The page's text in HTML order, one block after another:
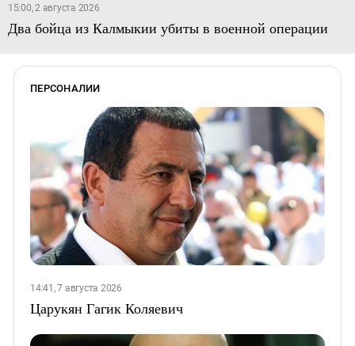
15:00, 2 августа 2026
Два бойца из Калмыкии убиты в военной операции
ПЕРСОНАЛИИ
14:41, 7 августа 2026
Царукян Гагик Коляевич